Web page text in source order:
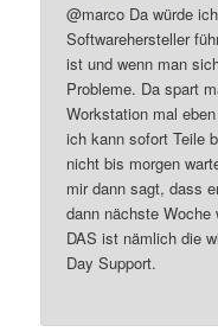
@marco Da würde
Softwarehersteller
ist und wenn man
Probleme. Da spart
Workstation mal
ich kann sofort Teile
nicht bis morgen
mir dann sagt, dass
dann nächste
DAS ist nämlich die
Day Support.